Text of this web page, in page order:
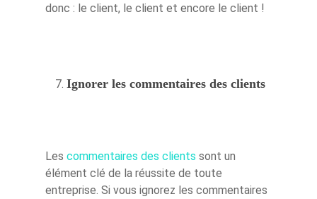
donc : le client, le client et encore le client !
Ignorer les commentaires des clients
Les commentaires des clients sont un
élément clé de la réussite de toute
entreprise. Si vous ignorez les commentaires
Créez votre
accélérateur